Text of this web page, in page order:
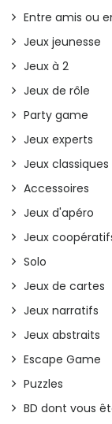
Entre amis ou
Jeux jeunesse
Jeux à 2
Jeux de rôle
Party game
Jeux experts
Jeux classiques
Accessoires
Jeux d'apéro
Jeux
Solo
Jeux de cartes
Jeux narratifs
Jeux abstraits
Escape Game
Puzzles
BD dont vous